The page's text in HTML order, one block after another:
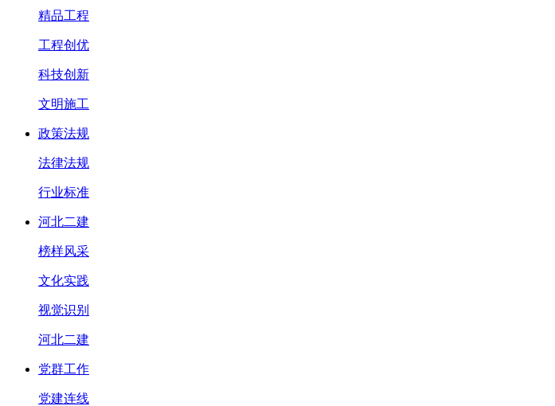
精品工程
工程创优
科技创新
文明施工
政策法规
法律法规
行业标准
河北二建
榜样风采
文化实践
视觉识别
河北二建
党群工作
党建连线